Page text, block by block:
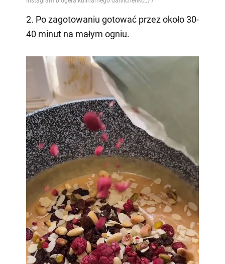
2. Po zagotowaniu gotować przez około 30-
40 minut na małym ogniu.